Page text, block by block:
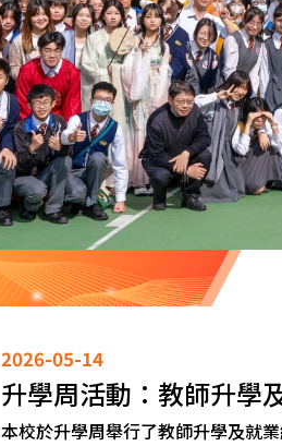
2026-05-14
升學周活動：教師升學
本校於升學周舉行了教師升學及就